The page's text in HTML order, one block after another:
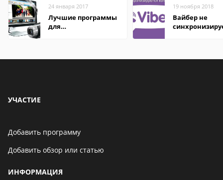
24 января 2017
Лучшие программы
для
19 ноября 2018
Вайбер не
УЧАСТИЕ
Добавить программу
Добавить обзор или статью
ИНФОРМАЦИЯ